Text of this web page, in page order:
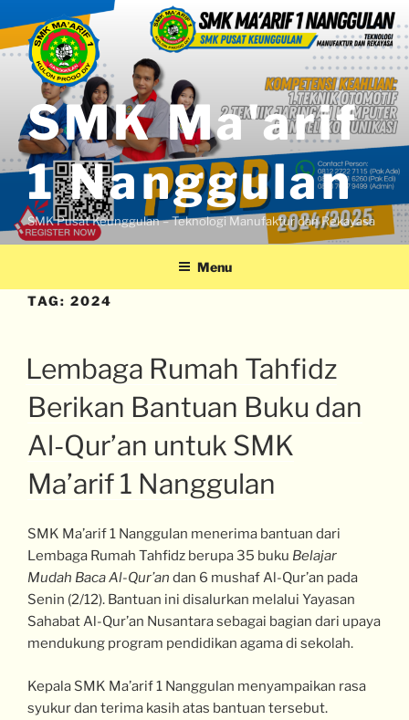
SMK Ma'arif
1 Nanggulan
SMK Pusat Keunggulan – Teknologi Manufaktur dan Rekayasa
Menu
TAG: 2024
Lembaga Rumah Tahfidz
Berikan Bantuan Buku dan
Al-Qur’an untuk SMK
Ma’arif 1 Nanggulan
SMK Ma’arif 1 Nanggulan menerima bantuan dari
Lembaga Rumah Tahfidz berupa 35 buku Belajar
Mudah Baca Al-Qur’an dan 6 mushaf Al-Qur’an pada
Senin (2/12). Bantuan ini disalurkan melalui Yayasan
Sahabat Al-Qur’an Nusantara sebagai bagian dari upaya
mendukung program pendidikan agama di sekolah.
Kepala SMK Ma’arif 1 Nanggulan menyampaikan rasa
syukur dan terima kasih atas bantuan tersebut.